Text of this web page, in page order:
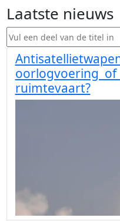
Laatste nieuws
Vul een deel van de titel in
oorlogvoering
ruimtevaart?